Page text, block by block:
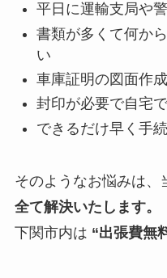
平日に運輸支局や
書類が多くて何か
い
車庫証明の図面作
封印が必要で自宅
できるだけ早く手
そのようなお悩みは、
全て解決いたします。
下関市内は “出張費無